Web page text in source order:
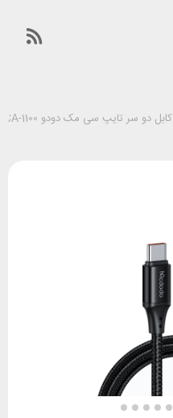
کابل دو سر تایپ سی مک دودو Mcdodo CA-1100 طول 1.2 متر توان 100 وات